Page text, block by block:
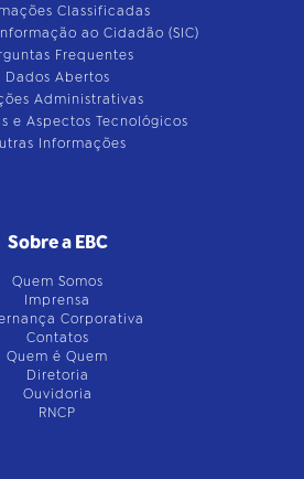
Classificadas
ao Cidadão (SIC)
Frequentes
Dados Abertos
Administrativas
e Aspectos Tecnológicos
Informações
Sobre a EBC
Quem Somos
Imprensa
Corporativa
Contatos
Quem é Quem
Diretoria
Ouvidoria
RNCP